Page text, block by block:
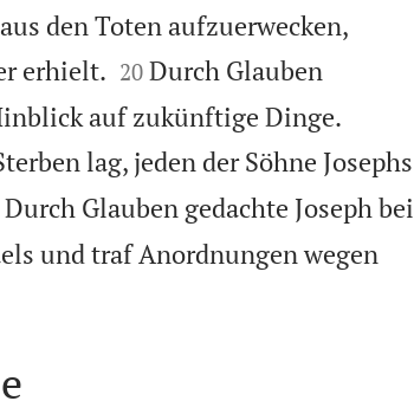
den Toten aufzuerwecken,
erhielt.
20 Durch Glauben
auf zukünftige Dinge.
lag, jeden der Söhne Josephs
Durch Glauben gedachte Joseph bei
und traf Anordnungen wegen